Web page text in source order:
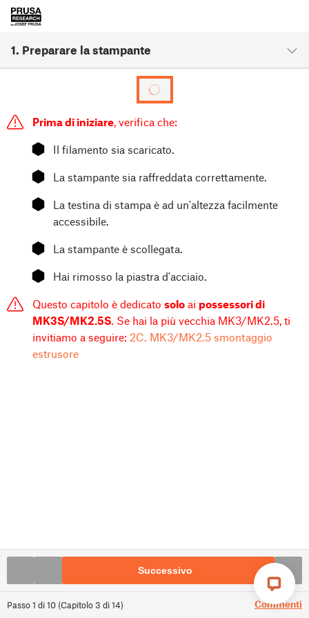
1. Preparare la stampante
Passo1 di10 (Capitolo3 di14) Commenti
Prima di iniziare, verifica che:
⬢ Il filamento sia scaricato.
⬢ La stampante sia raffreddata correttamente.
⬢
La testina di stampa è ad un'altezza facilmente
accessibile.
⬢ La stampante è scollegata.
⬢ Hai rimosso la piastra d'acciaio.
Questo capitolo è dedicato solo ai possessori di
MK3S/MK2.5S. Se hai la più vecchia MK3/MK2.5, ti
invitiamo a seguire: 2C. MK3/MK2.5 smontaggio
estrusore
Successivo